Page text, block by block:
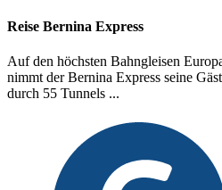
Reise Bernina Express
Auf den höchsten Bahngleisen
nimmt der Bernina Express seine
durch 55 Tunnels ...